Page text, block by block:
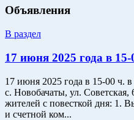
Объявления
В раздел
17 июня 2025 года в
17 июня 2025 года в 15-00 ч.
с. Новобачаты, ул. Советская,
жителей с повесткой дня: 1.
и счетной ком...